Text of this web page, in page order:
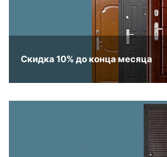
Скидка 10% до конца месяца